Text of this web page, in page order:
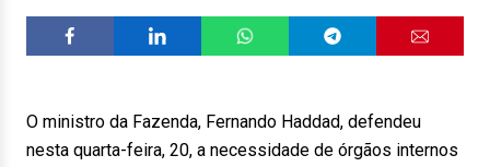
O ministro da Fazenda, Fernando Haddad, defendeu
nesta quarta-feira, 20, a necessidade de órgãos internos